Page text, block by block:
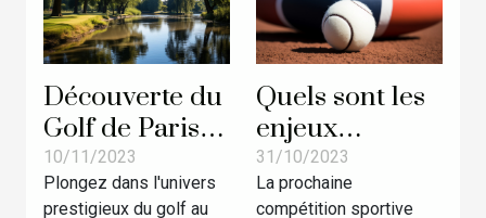
Découverte du
Golf de Paris à
Saint-Cloud :
Un parcours
10/11/2023
Plongez dans l'univers
prestigieux du golf au
Quels sont les
enjeux
économiques
pour la France
31/10/2023
La prochaine
compétition sportive